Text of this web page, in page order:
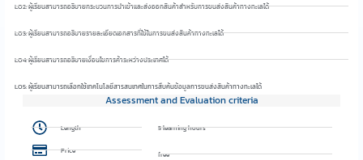
LO2: ผู้เรียนสามารถอธิบายกระบวนการนำเข้าและส่งออกสินค้าสำหรับการขนส่งสินค้าทางทะเลได้
LO3: ผู้เรียนสามารถอธิบายรายละเอียดเอกสารที่ใช้ในการขนส่งสินค้าทางทะเลได้
LO4: ผู้เรียนสามารถอธิบายเงื่อนไขการค้าระหว่างประเทศได้
LO5: ผู้เรียนสามารถเลือกใช้เทคโนโลยีสารสนเทศในการสืบค้นข้อมูลการขนส่งสินค้าทางทะเลได้
Assessment and Evaluation criteria
Length
Price
5 learning hours
free